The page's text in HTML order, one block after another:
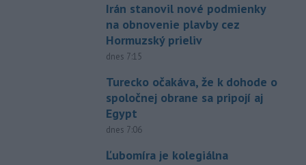
Irán stanovil nové podmienky
na obnovenie plavby cez
Hormuzský prieliv
dnes 7:15
Turecko očakáva, že k dohode o
spoločnej obrane sa pripojí aj
Egypt
dnes 7:06
Ľubomíra je kolegiálna